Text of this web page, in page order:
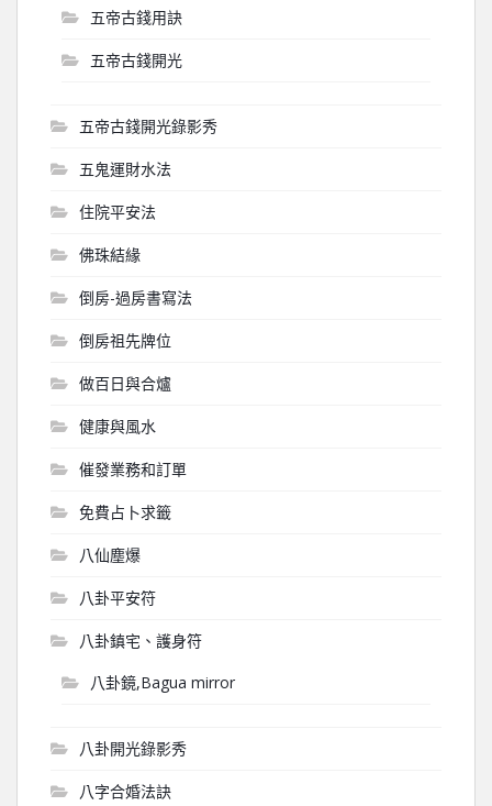
五帝古錢用訣
五帝古錢開光
五帝古錢開光錄影秀
五鬼運財水法
住院平安法
佛珠結緣
倒房-過房書寫法
倒房祖先牌位
做百日與合爐
健康與風水
催發業務和訂單
免費占卜求籤
八仙塵爆
八卦平安符
八卦鎮宅、護身符
八卦鏡,Bagua mirror
八卦開光錄影秀
八字合婚法訣